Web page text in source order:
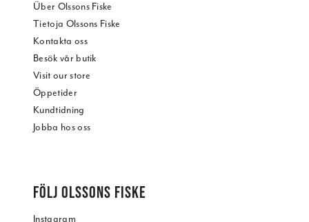
Über Olssons Fiske
Tietoja Olssons Fiske
Kontakta oss
Besök vår butik
Visit our store
Öppetider
Kundtidning
Jobba hos oss
FÖLJ OLSSONS FISKE
Instagram